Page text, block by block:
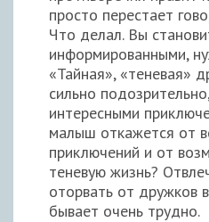
просто перестает
Что делал. Вы
информированными,
«Тайная», «теневая»
сильно
интересными
малыш откажется от
приключений и от
теневую жизнь?
оторвать от дружков
бывает очень трудно.